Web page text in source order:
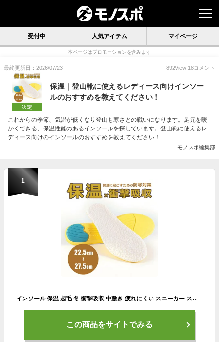
受付中 人気アイテム マイページ
本ページはプロモーションを含みます
最終更新日：2026/07/23 892View 18コメント
決定
保温｜登山靴に使えるレディース向けインソー
ルのおすすめを教えてください！
これからの季節、気温が低くなり登山も寒さとの戦いになります。足元を暖
かくできる、保温性能のあるインソールを探しています。登山靴に使えるレ
ディース向けのインソールのおすすめを教えてください！
モノスポ編集部
1
インソール 保温 起毛 冬 衝撃吸収 中敷き 疲れにくい スニーカー スポーツ ランニング靴 メンズ レディース 立ち仕事 ウォーキング メンズ レディース
この商品をサイトでみる